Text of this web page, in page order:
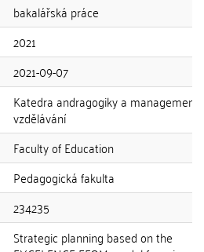
bakalářská práce
2021
2021-09-07
Katedra andragogiky a managementu
vzdělávání
Faculty of Education
Pedagogická fakulta
234235
Strategic planning based on the